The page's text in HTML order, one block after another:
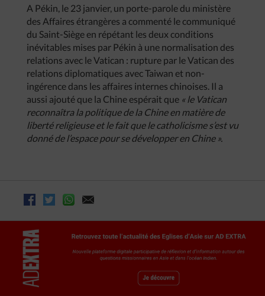
A Pékin, le 23 janvier, un porte-parole du ministère
des Affaires étrangères a commenté le communiqué
du Saint-Siège en répétant les deux conditions
inévitables mises par Pékin à une normalisation des
relations avec le Vatican : rupture par le Vatican des
relations diplomatiques avec Taiwan et non-
ingérence dans les affaires internes chinoises. Il a
aussi ajouté que la Chine espérait que « le Vatican
reconnaîtra la politique de la Chine en matière de
liberté religieuse et le fait que le catholicisme s’est vu
donné de l’espace pour se développer en Chine ».